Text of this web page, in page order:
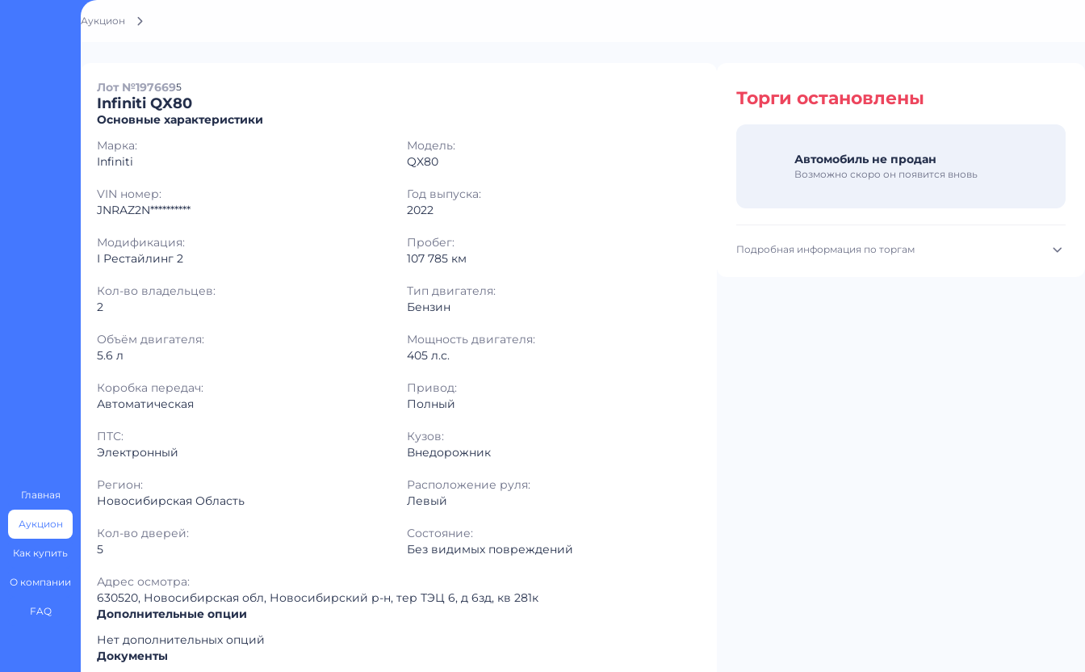
Главная
Аукцион
Как купить
О компании
FAQ
Аукцион
Лот №1976695
Infiniti QX80
Основные характеристики
Марка:
Infiniti
Модель:
QX80
VIN номер:
JNRAZ2N**********
Год выпуска:
2022
Модификация:
I Рестайлинг 2
Пробег:
107 785 км
Кол-во владельцев:
2
Тип двигателя:
Бензин
Объём двигателя:
5.6 л
Мощность двигателя:
405 л.с.
Коробка передач:
Автоматическая
Привод:
Полный
ПТС:
Электронный
Кузов:
Внедорожник
Регион:
Новосибирская Область
Расположение руля:
Левый
Кол-во дверей:
5
Состояние:
Без видимых повреждений
Адрес осмотра:
630520, Новосибирская обл, Новосибирский р-н, тер ТЭЦ 6, д 6зд, кв 281к
Дополнительные опции
Нет дополнительных опций
Документы
Торги остановлены
Автомобиль не продан
Возможно скоро он появится вновь
Подробная информация по торгам